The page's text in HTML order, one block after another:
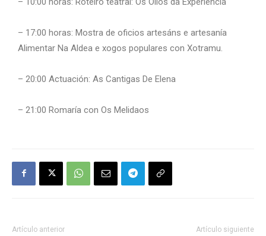
– 17:00 horas: Mostra de oficios artesáns e artesanía
Alimentar Na Aldea e xogos populares con Xotramu.
– 20:00 Actuación: As Cantigas De Elena
– 21:00 Romaría con Os Melidaos
Artículo anterior Artículo siguiente